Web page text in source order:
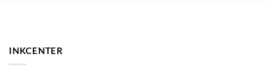
INKCENTER